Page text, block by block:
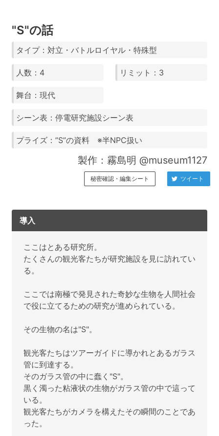
"S"の話
タイプ：対立・バトルロイヤル・特殊型
人数：4 リミット：3
舞台：現代
シーン表：停電研究施設シーン表
プライズ：”S”の資料 ※半NPC扱い
製作：霧島明 @museum1127
秘密確認・編集シート ツイート
導入
ここはとある研究所。
たくさんの観光客たちが研究施設を見に訪れてい
る。
ここでは南極で発見された奇妙な生物を人間社会
で役に立てるための研究が進められている。
その生物の名は"S"。
観光客たちはツアーガイドに導かれとあるガラス
管に到達する。
そのガラス管の中に蠢く"S"。
黒く濁った粘液状の生物がガラス管の中で這って
いる。
観光客たちがカメラを構えたその瞬間のことであ
った。